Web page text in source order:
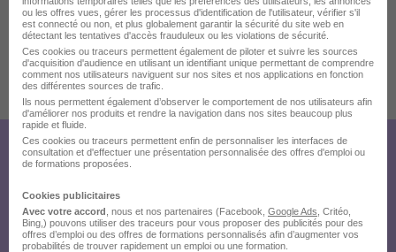
Au plaisir d'échanger autour de votre projet,
S-quaar
Publiée le 09/07/2026 - Réf : 4203222/29518878 CDPET/56V
Créez votre compte Hellowork et
envoyez votre candidature !
ou les offres vues, gérer les processus d'identification de l'utilisateur, vérifier s'il
est connecté ou non, et plus globalement garantir la sécurité du site web en
détectant les tentatives d'accès frauduleux ou les violations de sécurité.
Ces cookies ou traceurs permettent également de piloter et suivre les sources
d'acquisition d'audience en utilisant un identifiant unique permettant de comprendre
comment nos utilisateurs naviguent sur nos sites et nos applications en fonction
des différentes sources de trafic.
Ils nous permettent également d’observer le comportement de nos utilisateurs afin
d'améliorer nos produits et rendre la navigation dans nos sites beaucoup plus
rapide et fluide.
Ces cookies ou traceurs permettent enfin de personnaliser les interfaces de
consultation et d'effectuer une présentation personnalisée des offres d'emploi ou
de formations proposées.
Cookies publicitaires
Avec votre accord , nous et nos partenaires (Facebook, Google Ads , Critéo,
Bing,) pouvons utiliser des traceurs pour vous proposer des publicités pour des
offres d’emploi ou des offres de formations personnalisés afin d’augmenter vos
probabilités de trouver rapidement un emploi ou une formation.